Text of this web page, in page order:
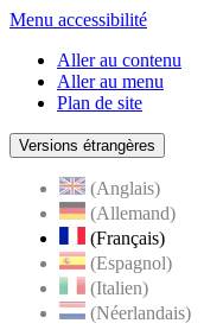
Menu accessibilité
Aller au contenu
Aller au menu
Plan de site
Versions étrangères
(Anglais)
(Allemand)
(Français)
(Espagnol)
(Italien)
(Néerlandais)